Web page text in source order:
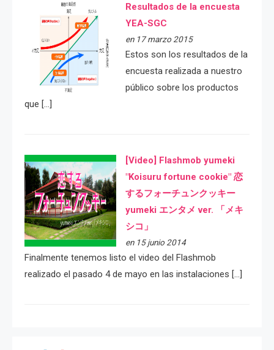
Resultados de la encuesta
YEA-SGC
en 17 marzo 2015
Estos son los resultados de la
encuesta realizada a nuestro
público sobre los productos
que […]
[Video] Flashmob yumeki
"Koisuru fortune cookie" 恋
するフォーチュンクッキー
yumeki エンタメ ver. 「メキ
シコ」
en 15 junio 2014
Finalmente tenemos listo el video del Flashmob
realizado el pasado 4 de mayo en las instalaciones […]